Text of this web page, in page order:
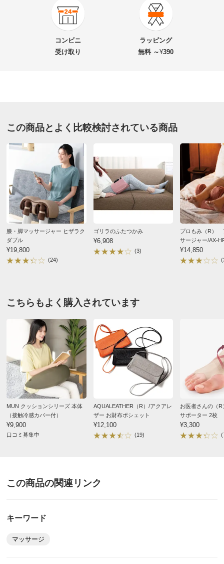
900-M807-01
アテックス ひざカツマッサージャー
送料・送料種
基本配送料：¥880
※お届け先が同じであれば複数個ご購入いただいても¥880です。
お支払い方法 送料について
■色：ダークグレー
■セット内容：本体・ACアダプター
■本体サイズ：約幅74・奥行38・高さ5cm・重さ約800g
■太もも周囲約34～57cm、ふくらはぎ周囲約32～46cm
■素材：本体…ABS・PE・亜鉛合金、生地…ポリエステル
■消費電力約10W（ヒーター4W）
■充電約1.5時間で約1.5時間使用可
■販売名：ひざマッサージャー J25
ディノスのサイズ
コンビニ
受け取り
ラッピング
無料 ～¥390
この商品とよく比較検討されている商品
膝・脚マッサージャー ヒザラク
ダブル
¥19,800
(24)
ゴリラのふたつかみ
¥6,908
(3)
プロもみ（R）
サージャー/AX-
¥14,850
こちらもよく購入されています
MUN クッションシリーズ 本体
（接触冷感カバー付）
¥9,900
口コミ募集中
AQUALEATHER（R）/アクアレ
ザー お財布ポシェット
¥12,100
(19)
お医者さんの（
サポーター 2枚
¥3,300
この商品の関連リンク
キーワード
マッサージ